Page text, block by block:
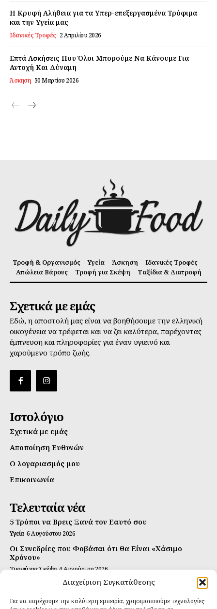
Διαχείριση Συγκατάθεσης
Για να παρέχουμε την καλύτερη εμπειρία, χρησιμοποιούμε τεχνολογίες
Η Κρυφή Αλήθεια για τα Υπερ-επεξεργασμένα Τρόφιμα
και την Υγεία μας
Ιδανικές Τροφές 2 Απριλίου 2026
Επτά Ασκήσεις Που Όλοι Μπορούμε Να Κάνουμε Για
Αντοχή Και Δύναμη
Άσκηση 30 Μαρτίου 2026
Τροφή & Οργανισμός Υγεία Άσκηση
Ιδανικές Τροφές
Απώλεια Βάρους
Τροφή για Σκέψη Ταξίδια & Διατροφή
Σχετικά με εμάς
Εδώ, η αποστολή μας είναι να βοηθήσουμε την ελληνική
οικογένεια να τρέφεται και να ζει καλύτερα, παρέχοντας
έμπνευση και πληροφορίες για έναν υγιεινό και
χαρούμενο τρόπο ζωής.
Ιστολόγιο
Σχετικά με εμάς
Αποποίηση Ευθυνών
Ο λογαριασμός μου
Επικοινωνία
Τελευταία νέα
5 Τρόποι να Βρεις Ξανά τον Εαυτό σου
Υγεία 6 Αυγούστου 2026
Οι Συνεδρίες που Φοβάσαι ότι θα Είναι «Χάσιμο
Χρόνου»
Τροφή για Σκέψη 4 Αυγούστου 2026
Αυτή Είναι η Συνταγή για Τέλεια Κομπούτσα
Ιδανικές Τροφές 26 Ιουλίου 2026